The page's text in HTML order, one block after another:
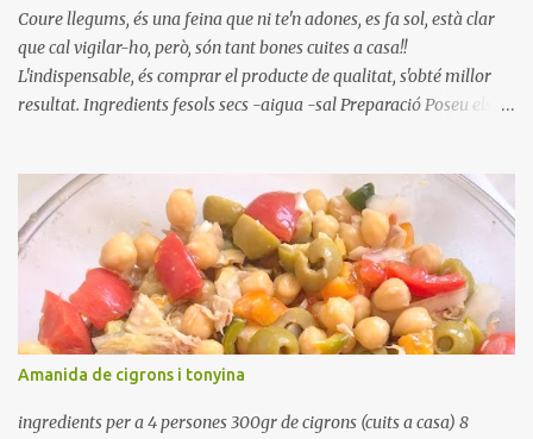
Coure llegums, és una feina que ni te'n adones, es fa sol, està clar
que cal vigilar-ho, però, són tant bones cuites a casa!!
L'indispensable, és comprar el producte de qualitat, s'obté millor
resultat. Ingredients fesols secs -aigua -sal Preparació Poseu els
quan arrenca el bull, canvieu l'aigua bullint, per aigua freda,
repetiu dues o tres vegades, abaixeu el foc i atureu la ebullició, dues
o tres vegades afegint aigua freda, han de coure a foc baix, quasi
be, sense bullir i sempre sempre, amb l'olla tapada, entre 1 hora i 1
hora i mitja. Saleu 10 minuts abans de retirar del foc. Heu de veure
vosaltres el moment en que ja estan cuites. Anotacions Deixeu
refredar en la mateixa olla. El caldo de coure els fesols, es pot
utilitzar per una crema o sopa. Ingredientes judias -agua -sal
Preparación Ponga las judías a r...
Amanida de cigrons i tonyina
ingredients per a 4 persones 300gr de cigrons (cuits a casa) 8